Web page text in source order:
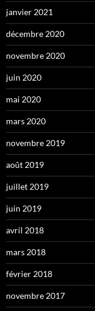
janvier 2021
décembre 2020
novembre 2020
juin 2020
mai 2020
mars 2020
novembre 2019
août 2019
juillet 2019
juin 2019
avril 2018
mars 2018
février 2018
novembre 2017